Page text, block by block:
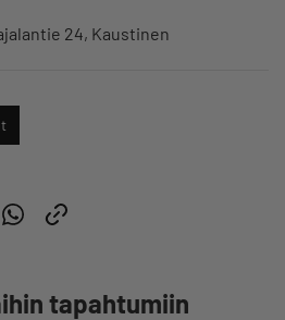
24, Kaustinen
tapahtumiin